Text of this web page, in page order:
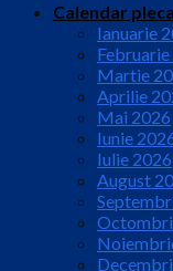
Calendar
Ianuarie
Martie
Aprilie
Mai 2026
Iunie
Iulie 2026
August